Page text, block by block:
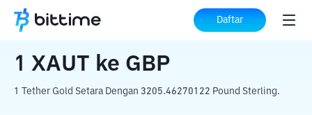
Daftar
Beranda Konverter Kripto GBP
1 XAUT ke GBP
1 Tether Gold Setara Dengan 3205.46270122 Pound Sterling.